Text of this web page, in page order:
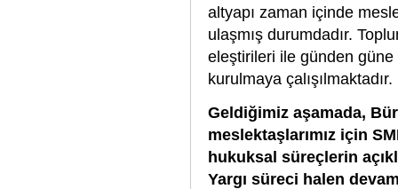
altyapı zaman içinde
ulaşmış durumdadır.
eleştirileri ile günden
kurulmaya
Geldiğimiz aşamada,
meslektaşlarımız için
hukuksal süreçlerin
Yargı süreci halen